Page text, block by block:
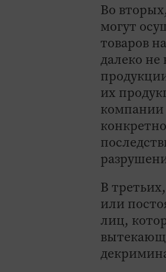
Во
могут
товаров
далеко не
их
компании
В
или
лиц,